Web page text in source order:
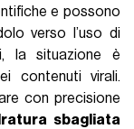
e possono
verso l’uso di
la situazione è
contenuti virali.
con precisione
sbagliata